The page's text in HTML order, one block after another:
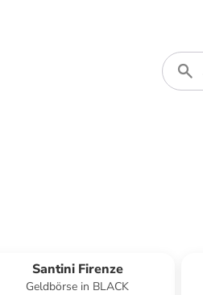
Santini Firenze
Geldbörse in BLACK